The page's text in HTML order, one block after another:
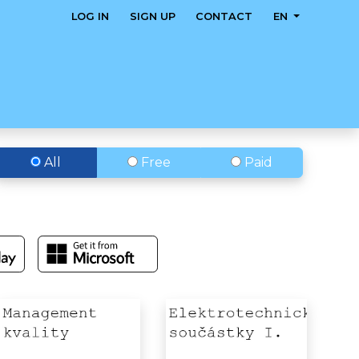
LOG IN SIGN UP CONTACT EN
All Free Paid